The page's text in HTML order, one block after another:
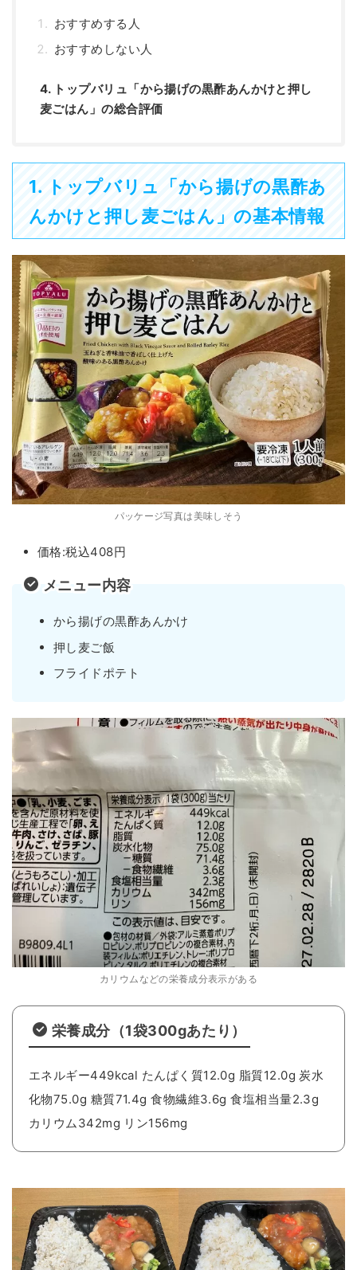
おすすめする人
おすすめしない人
4. トップバリュ「から揚げの黒酢あんかけと押し
麦ごはん」の総合評価
1. トップバリュ「から揚げの黒酢あ
んかけと押し麦ごはん」の基本情報
パッケージ写真は美味しそう
価格:税込408円
メニュー内容
から揚げの黒酢あんかけ
押し麦ご飯
フライドポテト
カリウムなどの栄養成分表示がある
栄養成分（1袋300gあたり）
エネルギー449kcal たんぱく質12.0g 脂質12.0g 炭水
化物75.0g 糖質71.4g 食物繊維3.6g 食塩相当量2.3g
カリウム342mg リン156mg